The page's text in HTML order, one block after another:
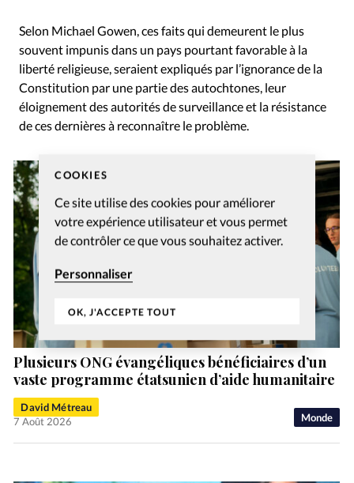
COOKIES
Ce site utilise des cookies pour améliorer
votre expérience utilisateur et vous permet
de contrôler ce que vous souhaitez activer.
Personnaliser
OK, J'ACCEPTE TOUT
Selon Michael Gowen, ces faits qui demeurent le plus
souvent impunis dans un pays pourtant favorable à la
liberté religieuse, seraient expliqués par l’ignorance de la
Constitution par une partie des autochtones, leur
éloignement des autorités de surveillance et la résistance
de ces dernières à reconnaître le problème.
Monde
Plusieurs ONG évangéliques bénéficiaires d’un
vaste programme étatsunien d’aide humanitaire
David Métreau
7 Août 2026